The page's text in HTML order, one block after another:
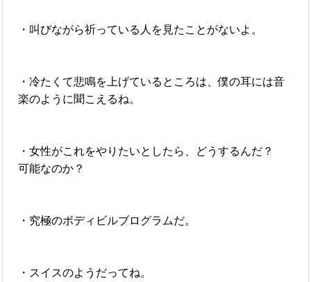
・叫びながら祈っている人を見たことがないよ。
・冷たくて悲鳴を上げているところは、僕の耳には音
楽のように聞こえるね。
・女性がこれをやりたいとしたら、どうするんだ？
可能なのか？
・究極のボディビルブログラムだ。
・スイスのようだってね。